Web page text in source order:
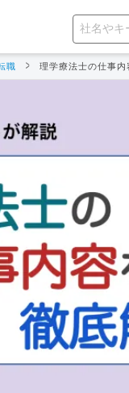
職 理学療法士の仕事